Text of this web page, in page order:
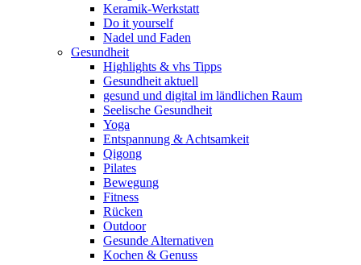
Keramik-Werkstatt
Do it yourself
Nadel und Faden
Gesundheit
Highlights & vhs Tipps
Gesundheit aktuell
gesund und digital im ländlichen Raum
Seelische Gesundheit
Yoga
Entspannung & Achtsamkeit
Qigong
Pilates
Bewegung
Fitness
Rücken
Outdoor
Gesunde Alternativen
Kochen & Genuss